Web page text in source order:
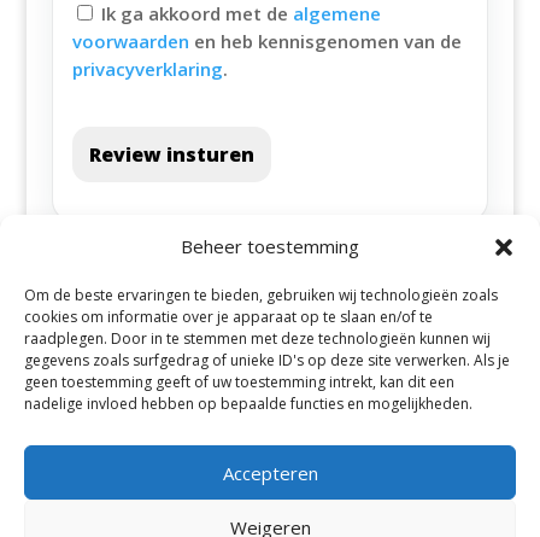
Beheer toestemming
Om de beste ervaringen te bieden, gebruiken wij technologieën zoals
cookies om informatie over je apparaat op te slaan en/of te
raadplegen. Door in te stemmen met deze technologieën kunnen wij
gegevens zoals surfgedrag of unieke ID's op deze site verwerken. Als je
geen toestemming geeft of uw toestemming intrekt, kan dit een
nadelige invloed hebben op bepaalde functies en mogelijkheden.
Accepteren
Weigeren
Ik ga akkoord met de algemene
voorwaarden en heb kennisgenomen van de
privacyverklaring.
Review insturen
Alle steden